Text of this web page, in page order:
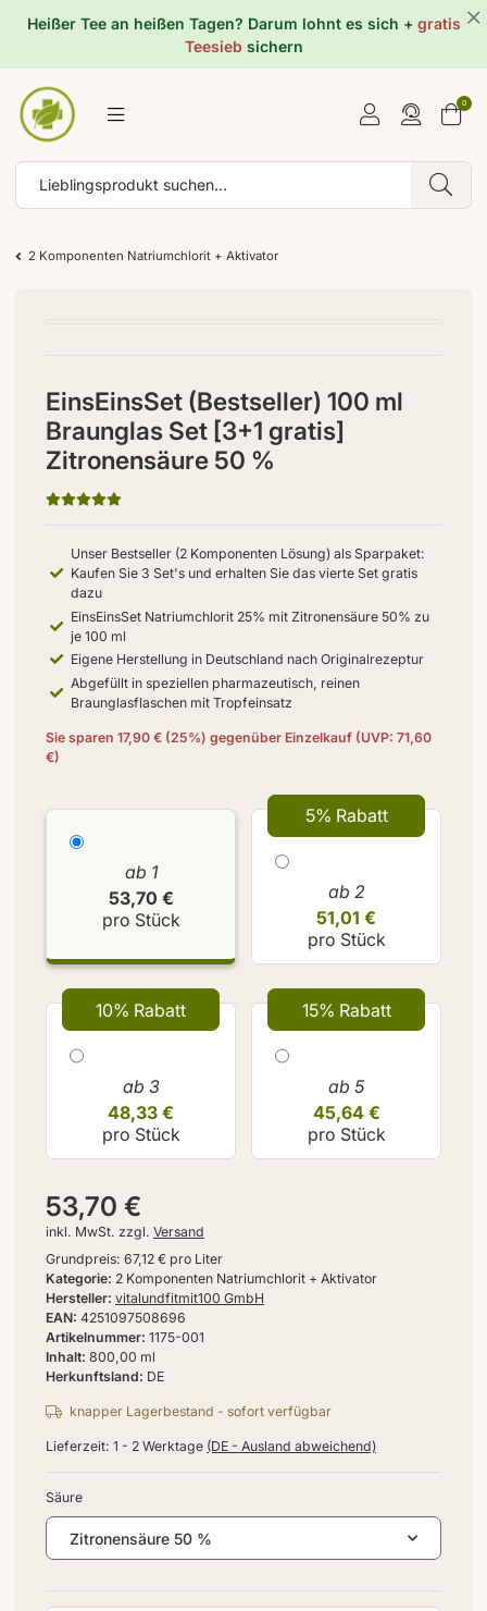
Heißer Tee an heißen Tagen? Darum lohnt es sich + gratis
Teesieb sichern
0
2 Komponenten Natriumchlorit + Aktivator
EinsEinsSet (Bestseller) 100 ml
Braunglas Set [3+1 gratis]
Zitronensäure 50 %
Inhalt 800,00 ml
Hersteller vitalundfitmit100 GmbH
Artikelnummer 1175-001
EAN 4251097508696
Herkunftsland DE
Kategorie 2 Komponenten Natriumchlorit + Aktivator
Unser Bestseller (2 Komponenten Lösung) als Sparpaket:
Kaufen Sie 3 Set's und erhalten Sie das vierte Set gratis
dazu
EinsEinsSet Natriumchlorit 25% mit Zitronensäure 50% zu
je 100 ml
Eigene Herstellung in Deutschland nach Originalrezeptur
Abgefüllt in speziellen pharmazeutisch, reinen
Braunglasflaschen mit Tropfeinsatz
Sie sparen 17,90 € (25%) gegenüber Einzelkauf (UVP: 71,60
€)
Säure
Zitronensäure 50 %
53,70 €
inkl. MwSt. zzgl. Versand
Grundpreis: 67,12 € pro Liter
knapper Lagerbestand - sofort verfügbar
Lieferzeit: 1 - 2 Werktage (DE - Ausland abweichend)
ab 1
53,70 €
pro Stück
5% Rabatt
ab 2
51,01 €
pro Stück
10% Rabatt
ab 3
48,33 €
pro Stück
15% Rabatt
ab 5
45,64 €
pro Stück